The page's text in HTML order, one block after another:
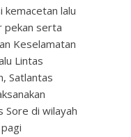
kemacetan lalu
pekan serta
Keselamatan
Lintas
Satlantas
Sore di wilayah